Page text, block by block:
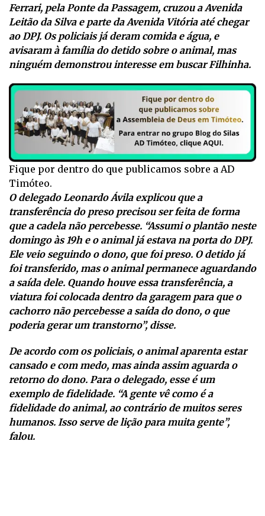
Ferrari, pela Ponte da Passagem, cruzou a Avenida
Leitão da Silva e parte da Avenida Vitória até chegar
ao DPJ. Os policiais já deram comida e água, e
avisaram à família do detido sobre o animal, mas
ninguém demonstrou interesse em buscar Filhinha.
Fique por dentro do que publicamos sobre a AD
Timóteo.
O delegado Leonardo Ávila explicou que a
transferência do preso precisou ser feita de forma
que a cadela não percebesse. “Assumi o plantão neste
domingo às 19h e o animal já estava na porta do DPJ.
Ele veio seguindo o dono, que foi preso. O detido já
foi transferido, mas o animal permanece aguardando
a saída dele. Quando houve essa transferência, a
viatura foi colocada dentro da garagem para que o
cachorro não percebesse a saída do dono, o que
poderia gerar um transtorno”, disse.
De acordo com os policiais, o animal aparenta estar
cansado e com medo, mas ainda assim aguarda o
retorno do dono. Para o delegado, esse é um
exemplo de fidelidade. “A gente vê como é a
fidelidade do animal, ao contrário de muitos seres
humanos. Isso serve de lição para muita gente”,
falou.